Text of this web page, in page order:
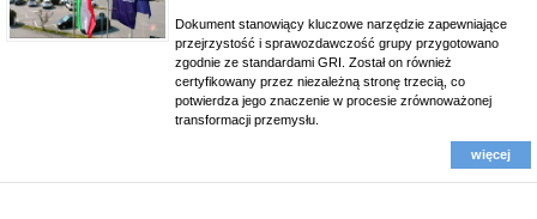
Dokument stanowiący kluczowe narzędzie zapewniające
przejrzystość i sprawozdawczość grupy przygotowano
zgodnie ze standardami GRI. Został on również
certyfikowany przez niezależną stronę trzecią, co
potwierdza jego znaczenie w procesie zrównoważonej
transformacji przemysłu.
więcej